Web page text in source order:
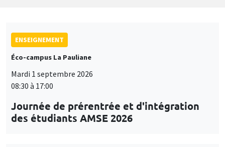
ENSEIGNEMENT
Éco-campus La Pauliane
Mardi 1 septembre 2026
08:30 à 17:00
Journée de prérentrée et d'intégration
des étudiants AMSE 2026